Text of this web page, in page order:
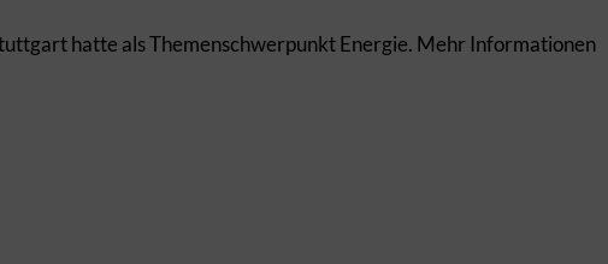
hatte als Themenschwerpunkt Energie. Mehr Informationen